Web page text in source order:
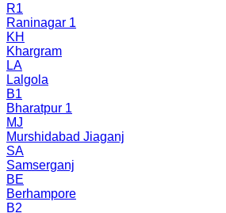
R1
Raninagar 1
KH
Khargram
LA
Lalgola
B1
Bharatpur 1
MJ
Murshidabad Jiaganj
SA
Samserganj
BE
Berhampore
B2